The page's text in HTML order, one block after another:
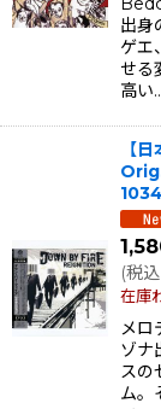
出身
ゲエ
せる
高い
【
1034
(税込
在庫
メロ
ゾ
スの
ム。